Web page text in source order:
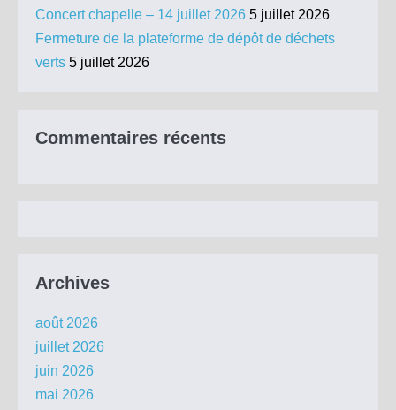
Concert chapelle – 14 juillet 2026 5 juillet 2026
Fermeture de la plateforme de dépôt de déchets
verts 5 juillet 2026
Commentaires récents
Archives
août 2026
juillet 2026
juin 2026
mai 2026